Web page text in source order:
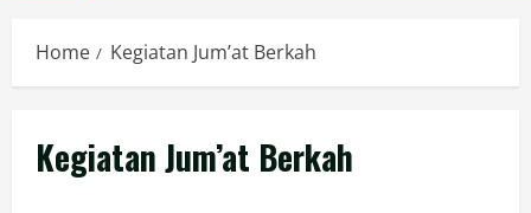
Home Kegiatan Jum’at Berkah
Kegiatan Jum’at Berkah